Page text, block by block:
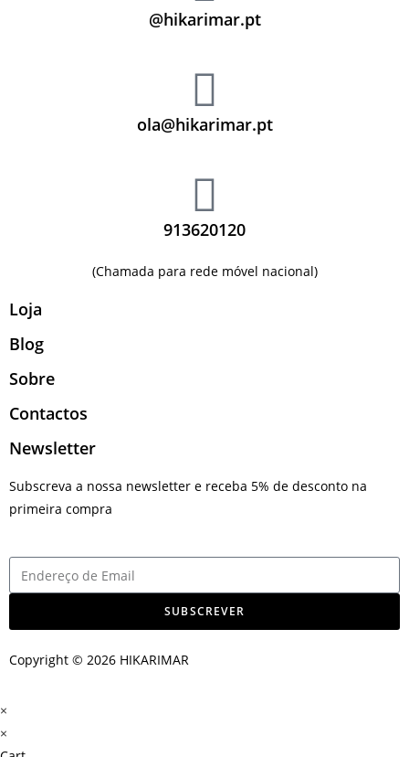
@hikarimar.pt
ola@hikarimar.pt
913620120
(Chamada para rede móvel nacional)
Loja
Blog
Sobre
Contactos
Newsletter
Subscreva a nossa newsletter e receba 5% de desconto na
primeira compra
SUBSCREVER
Copyright © 2026 HIKARIMAR
×
×